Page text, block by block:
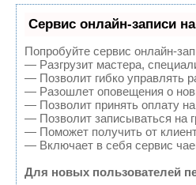
Сервис онлайн-записи
Попробуйте сервис онлайн-
— Разгрузит мастера,
— Позволит гибко управлять
— Разошлет оповещения о
— Позволит принять оплату
— Позволит записываться на
— Поможет получить от
— Включает в себя сервис
Для новых пользователей